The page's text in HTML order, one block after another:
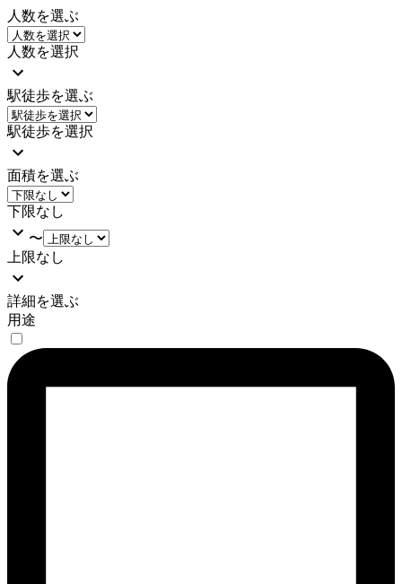
人数を選ぶ
人数を選択
駅徒歩を選ぶ
駅徒歩を選択
面積を選ぶ
下限なし
〜
上限なし
詳細を選ぶ
用途